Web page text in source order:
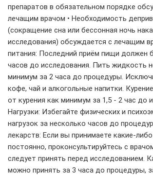
препаратов в обязательном порядке
лечащим врачом • Необходимость
(сокращение сна или бессонная ночь
исследования) обсуждается с лечащим
питания: Последний приём пищи должен
часов до исследования. Пить жидкость
минимум за 2 часа до процедуры.
кофе, чай и алкогольные напитки.
от курения как минимум за 1,5 - 2 час до
Нагрузки: Избегайте физических и
нагрузок за несколько часов до
лекарств: Если вы принимаете какие-
постоянно, проконсультируйтесь с
следует принять перед исследованием.
можно принять за 3 часа до процедуры,